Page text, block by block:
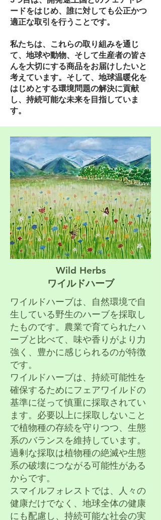
ードをはじめ、誰に対しても公正かつ
適正な取引を行うことです。
私たちは、これらの取り組みを通じ
て、地球や動物、そして生産者の皆さ
んを大切にする商品をお届けしたいと
考えています。そして、地球温暖化を
はじめとする環境問題の解決に貢献
し、持続可能な未来を目指していま
す。
Wild Herbs
ワイルドハーブ
ワイルドハーブは、自然環境で自
生している野生のハーブを採取し
たものです。農業で育てられたハ
ーブと比べて、味や香りがより力
強く、豊かに感じられるのが特徴
です。
ワイルドハーブは、持続可能性を
確保するためにフェアワイルドの
基準に従って慎重に採取されてい
ます。必要以上に採取しないこと
で植物種の存続を守りつつ、生態
系のバランスを維持しています。
過剰な採取は植物種の絶滅や生態
系の破壊につながる可能性がある
からです。
スマイルフォレストでは、人々の
健康だけでなく、地球全体の健康
にも配慮し、持続可能な社会の実